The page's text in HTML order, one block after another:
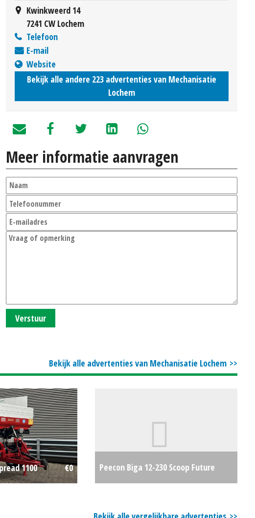
Kwinkweerd 14
7241 CW Lochem
Telefoon
E-mail
Website
Bekijk alle andere 223 advertenties van Mechanisatie
Lochem
Meer informatie aanvragen
Verstuur
Bekijk alle advertenties van Mechanisatie Lochem
1100 €0
Peecon Biga 12-230 Scoop Future